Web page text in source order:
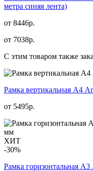
метра синяя лента)
от 8446р.
от 7038р.
С этим товаром также
Рамка вертикальная А4
от 5495р.
ХИТ
-30%
Рамка горизонтальная